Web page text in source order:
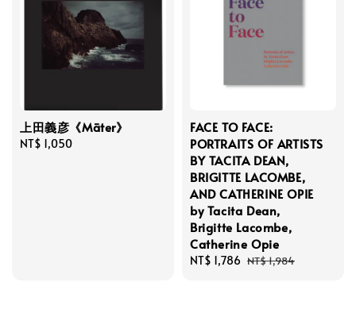
上田義彦《Māter》
Regular
NT$ 1,050
FACE TO FACE:
PORTRAITS OF ARTISTS
BY TACITA DEAN,
BRIGITTE LACOMBE,
AND CATHERINE OPIE
by Tacita Dean,
Brigitte Lacombe,
Catherine Opie
Sale
NT$ 1,786 Regular
NT$ 1,984